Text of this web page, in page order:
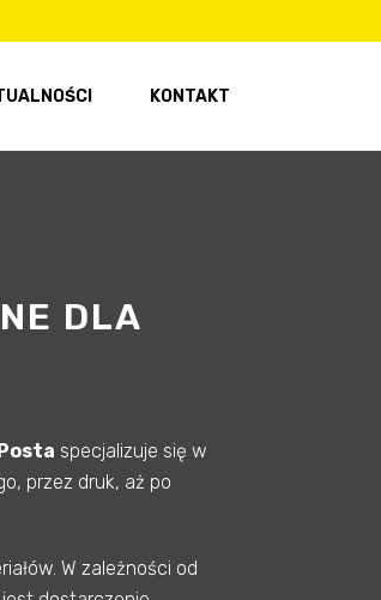
KONTAKT
DLA
specjalizuje się w
przez druk, aż po
W zależności od